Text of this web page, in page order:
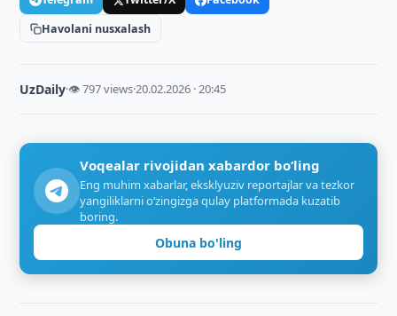
Havolani nusxalash
UzDaily·👁 797 views·20.02.2026 · 20:45
Voqealar rivojidan xabardor bo‘ling
Eng muhim xabarlar, eksklyuziv reportajlar va tezkor
yangiliklarni o‘zingizga qulay platformada kuzatib
boring.
Obuna bo'ling